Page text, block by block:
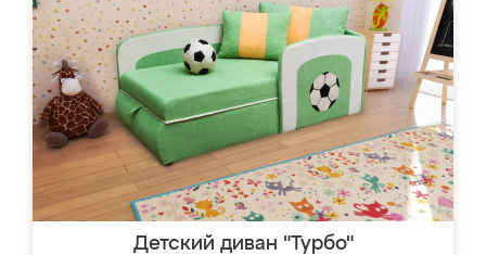
Детский диван "Турбо"